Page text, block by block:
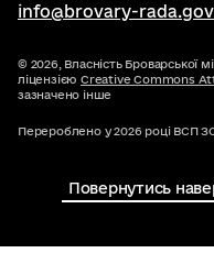
info@brovary-
© 2026, Власність Броварської
ліцензією Creative Commons
зазначено інше
Перероблено у 2026 році ВСП
Повернутись